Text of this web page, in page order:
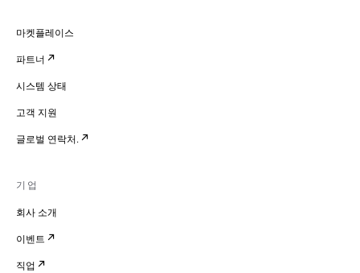
마켓플레이스
파트너
시스템 상태
고객 지원
글로벌 연락처.
기업
회사 소개
이벤트
직업